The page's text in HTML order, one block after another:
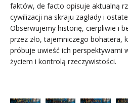
faktów, de facto opisuje aktualną
cywilizacji na skraju zagłady i
Obserwujemy historię, cierpliwie i
przez zło, tajemniczego bohatera,
próbuje uwieść ich perspektywami
życiem i kontrolą rzeczywistości.